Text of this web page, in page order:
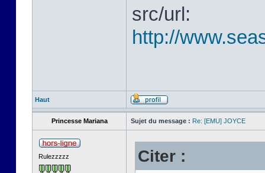
src/url:
http://
Haut
Princesse Mariana Sujet du message : Re: [EMU] JOYCE
Rulezzzzz Citer :